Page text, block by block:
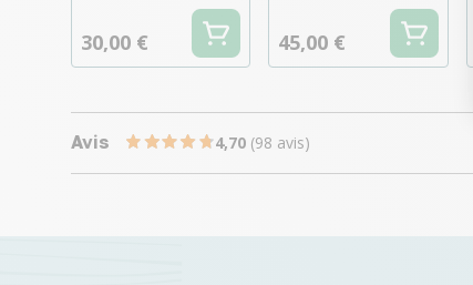
30,00 € 45,00 €
Avis 4,70 (98 avis)